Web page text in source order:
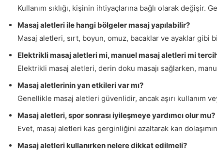
Kullanım sıklığı, kişinin ihtiyaçlarına bağlı olarak
Masaj aletleri ile hangi bölgeler masaj yapılabilir?
Masaj aletleri, sırt, boyun, omuz, bacaklar ve ayaklar gibi
Elektrikli masaj aletleri mi, manuel masaj aletleri mi
Elektrikli masaj aletleri, derin doku masajı sağlarken,
Masaj aletlerinin yan etkileri var mı?
Genellikle masaj aletleri güvenlidir, ancak aşırı kullanım
Masaj aletleri, spor sonrası iyileşmeye yardımcı olur mu?
Evet, masaj aletleri kas gerginliğini azaltarak kan
Masaj aletleri kullanırken nelere dikkat edilmeli?